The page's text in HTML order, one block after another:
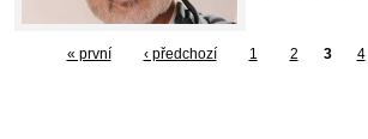
« první ‹ předchozí 1 2 3 4